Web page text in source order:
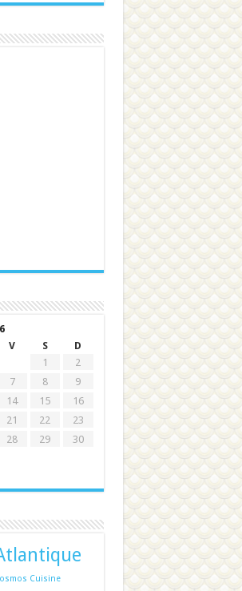
V S
D
1
2
7 8
9
14 15
16
21 22
23
28 29
30
Cuisine